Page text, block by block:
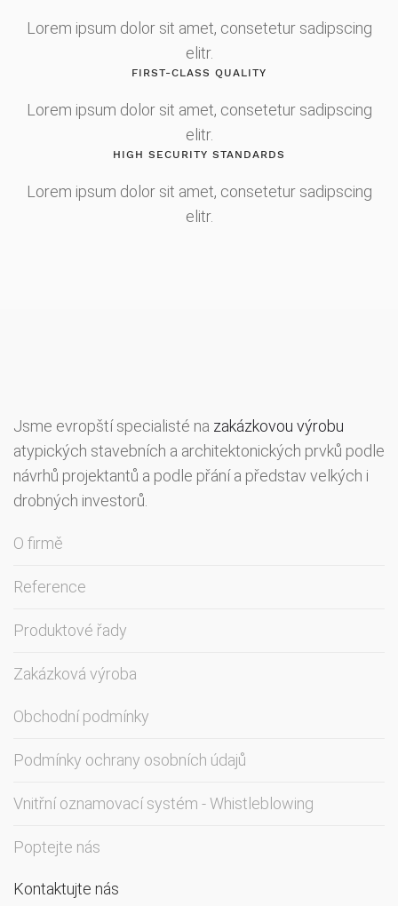
Lorem ipsum dolor sit amet, consetetur sadipscing
elitr.
FIRST-CLASS QUALITY
Lorem ipsum dolor sit amet, consetetur sadipscing
elitr.
HIGH SECURITY STANDARDS
Lorem ipsum dolor sit amet, consetetur sadipscing
elitr.
Jsme evropští specialisté na zakázkovou výrobu
atypických stavebních a architektonických prvků podle
návrhů projektantů a podle přání a představ velkých i
drobných investorů.
O firmě
Reference
Produktové řady
Zakázková výroba
Obchodní podmínky
Podmínky ochrany osobních údajů
Vnitřní oznamovací systém - Whistleblowing
Poptejte nás
Kontaktujte nás